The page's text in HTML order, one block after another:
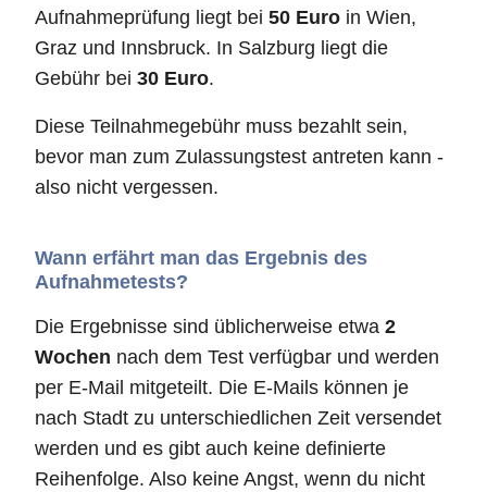
Aufnahmeprüfung liegt bei 50 Euro in Wien,
Graz und Innsbruck. In Salzburg liegt die
Gebühr bei 30 Euro.
Diese Teilnahmegebühr muss bezahlt sein,
bevor man zum Zulassungstest antreten kann -
also nicht vergessen.
Wann erfährt man das Ergebnis des
Aufnahmetests?
Die Ergebnisse sind üblicherweise etwa 2
Wochen nach dem Test verfügbar und werden
per E-Mail mitgeteilt. Die E-Mails können je
nach Stadt zu unterschiedlichen Zeit versendet
werden und es gibt auch keine definierte
Reihenfolge. Also keine Angst, wenn du nicht